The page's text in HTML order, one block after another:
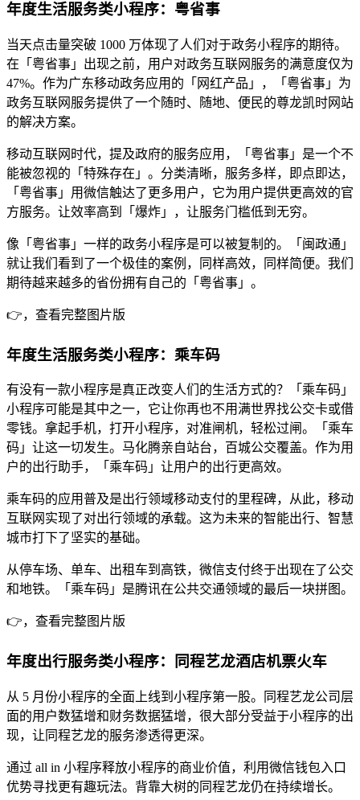
年度生活服务类小程序：粤省事
当天点击量突破 1000 万体现了人们对于政务小程序的期待。
在「粤省事」出现之前，用户对政务互联网服务的满意度仅为
47%。作为广东移动政务应用的「网红产品」，「粤省事」为
政务互联网服务提供了一个随时、随地、便民的尊龙凯时网站
的解决方案。
移动互联网时代，提及政府的服务应用，「粤省事」是一个不
能被忽视的「特殊存在」。分类清晰，服务多样，即点即达，
「粤省事」用微信触达了更多用户，它为用户提供更高效的官
方服务。让效率高到「爆炸」，让服务门槛低到无穷。
像「粤省事」一样的政务小程序是可以被复制的。「闽政通」
就让我们看到了一个极佳的案例，同样高效，同样简便。我们
期待越来越多的省份拥有自己的「粤省事」。
👉，查看完整图片版
年度生活服务类小程序：乘车码
有没有一款小程序是真正改变人们的生活方式的？「乘车码」
小程序可能是其中之一，它让你再也不用满世界找公交卡或借
零钱。拿起手机，打开小程序，对准闸机，轻松过闸。「乘车
码」让这一切发生。马化腾亲自站台，百城公交覆盖。作为用
户的出行助手，「乘车码」让用户的出行更高效。
乘车码的应用普及是出行领域移动支付的里程碑，从此，移动
互联网实现了对出行领域的承载。这为未来的智能出行、智慧
城市打下了坚实的基础。
从停车场、单车、出租车到高铁，微信支付终于出现在了公交
和地铁。「乘车码」是腾讯在公共交通领域的最后一块拼图。
👉，查看完整图片版
年度出行服务类小程序：同程艺龙酒店机票火车
从 5 月份小程序的全面上线到小程序第一股。同程艺龙公司层
面的用户数猛增和财务数据猛增，很大部分受益于小程序的出
现，让同程艺龙的服务渗透得更深。
通过 all in 小程序释放小程序的商业价值，利用微信钱包入口
优势寻找更有趣玩法。背靠大树的同程艺龙仍在持续增长。